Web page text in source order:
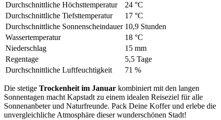
Durchschnittliche Höchsttemperatur
24 °C
Durchschnittliche Tiefsttemperatur
17 °C
Durchschnittliche Sonnenscheindauer 10,9 Stunden
Wassertemperatur
18 °C
Niederschlag
15 mm
Regentage
5,5 Tage
Durchschnittliche Luftfeuchtigkeit
71 %
Die stetige Trockenheit im Januar kombiniert mit den langen
Sonnentagen macht Kapstadt zu einem idealen Reiseziel für alle
Sonnenanbeter und Naturfreunde. Pack Deine Koffer und erlebe die
unvergleichliche Atmosphäre dieser wunderschönen Stadt!